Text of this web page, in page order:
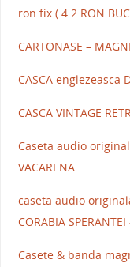
ron fix ( 4.2 RON
CARTONASE –
CASCA englezeasca
CASCA VINTAGE
Caseta audio
VACARENA
caseta audio
CORABIA SPERANTEI
Casete & banda